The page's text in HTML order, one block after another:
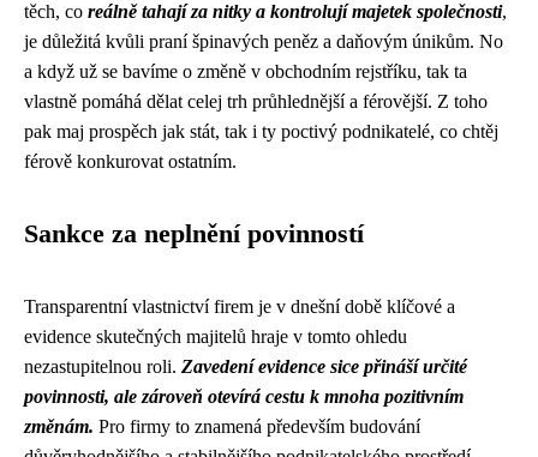
těch, co reálně tahají za nitky a kontrolují majetek společnosti,
je důležitá kvůli praní špinavých peněz a daňovým únikům. No
a když už se bavíme o změně v obchodním rejstříku, tak ta
vlastně pomáhá dělat celej trh průhlednější a férovější. Z toho
pak maj prospěch jak stát, tak i ty poctivý podnikatelé, co chtěj
férově konkurovat ostatním.
Sankce za neplnění povinností
Transparentní vlastnictví firem je v dnešní době klíčové a
evidence skutečných majitelů hraje v tomto ohledu
nezastupitelnou roli. Zavedení evidence sice přináší určité
povinnosti, ale zároveň otevírá cestu k mnoha pozitivním
změnám. Pro firmy to znamená především budování